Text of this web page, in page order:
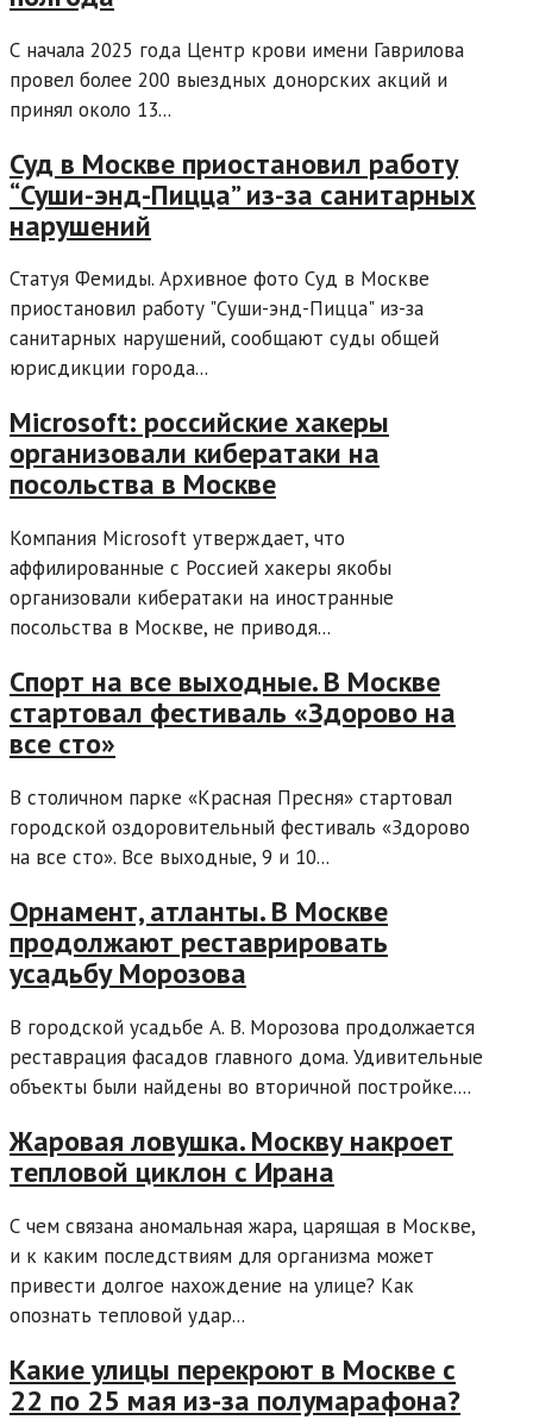
С начала 2025 года Центр крови имени Гаврилова
провел более 200 выездных донорских акций и
принял около 13...
Суд в Москве приостановил работу
“Суши-энд-Пицца” из-за санитарных
нарушений
Статуя Фемиды. Архивное фото Суд в Москве
приостановил работу "Суши-энд-Пицца" из-за
санитарных нарушений, сообщают суды общей
юрисдикции города...
Microsoft: российские хакеры
организовали кибератаки на
посольства в Москве
Компания Microsoft утверждает, что
аффилированные с Россией хакеры якобы
организовали кибератаки на иностранные
посольства в Москве, не приводя...
Спорт на все выходные. В Москве
стартовал фестиваль «Здорово на
все сто»
В столичном парке «Красная Пресня» стартовал
городской оздоровительный фестиваль «Здорово
на все сто». Все выходные, 9 и 10...
Орнамент, атланты. В Москве
продолжают реставрировать
усадьбу Морозова
В городской усадьбе А. В. Морозова продолжается
реставрация фасадов главного дома. Удивительные
объекты были найдены во вторичной постройке....
Жаровая ловушка. Москву накроет
тепловой циклон с Ирана
С чем связана аномальная жара, царящая в Москве,
и к каким последствиям для организма может
привести долгое нахождение на улице? Как
опознать тепловой удар...
Какие улицы перекроют в Москве c
22 по 25 мая из-за полумарафона?